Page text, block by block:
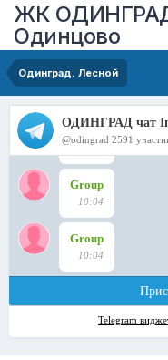
ЖК
Одинцово
Одинград. Лесной